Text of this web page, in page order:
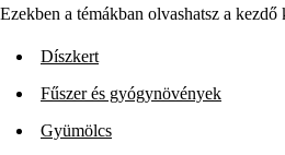
Ezekben a témákban olvashatsz a kezdő
Díszkert
Fűszer és gyógynövények
Gyümölcs